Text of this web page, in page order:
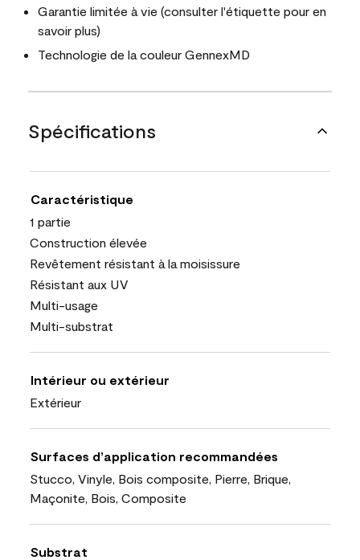
Garantie limitée à vie (consulter l'étiquette pour en
savoir plus)
Technologie de la couleur GennexMD
Spécifications
Caractéristique
1 partie
Construction élevée
Revêtement résistant à la moisissure
Résistant aux UV
Multi-usage
Multi-substrat
Intérieur ou extérieur
Extérieur
Surfaces d’application recommandées
Stucco, Vinyle, Bois composite, Pierre, Brique,
Maçonite, Bois, Composite
Substrat